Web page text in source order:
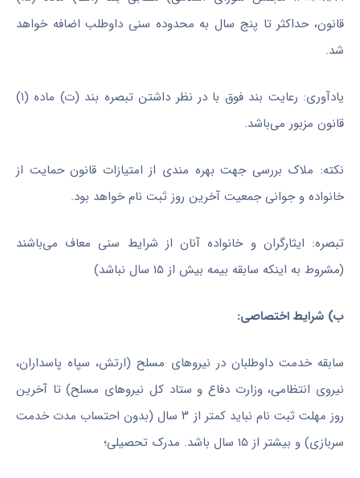
قانون، حداکثر تا پنج سال به محدوده سنی داوطلب اضافه خواهد
شد.
یادآوری: رعایت بند فوق با در نظر داشتن تبصره بند (ت) ماده (۱)
قانون مزبور می‌باشد.
نکته: ملاک بررسی جهت بهره مندی از امتیازات قانون حمایت از
خانواده و جوانی جمعیت آخرین روز ثبت نام خواهد بود.
تبصره: ایثارگران و خانواده آنان از شرایط سنی معاف می‌باشند
(مشروط به اینکه سابقه بیمه بیش از ۱۵ سال نباشد)
ب) شرایط اختصاصی:
سابقه خدمت داوطلبان در نیروهای مسلح (ارتش، سپاه پاسداران،
نیروی انتظامی، وزارت دفاع و ستاد کل نیروهای مسلح) تا آخرین
روز مهلت ثبت نام نباید کمتر از ۳ سال (بدون احتساب مدت خدمت
سربازی) و بیشتر از ۱۵ سال باشد. مدرک تحصیلی؛